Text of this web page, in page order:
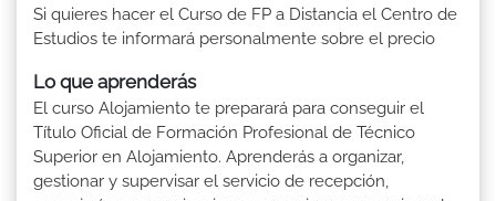
Si quieres hacer el Curso de FP a Distancia el Centro de
Estudios te informará personalmente sobre el precio
Lo que aprenderás
El curso Alojamiento te preparará para conseguir el
Título Oficial de Formación Profesional de Técnico
Superior en Alojamiento. Aprenderás a organizar,
gestionar y supervisar el servicio de recepción,